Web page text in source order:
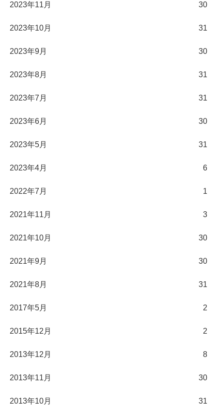
2023年11月 30
2023年10月 31
2023年9月 30
2023年8月 31
2023年7月 31
2023年6月 30
2023年5月 31
2023年4月 6
2022年7月 1
2021年11月 3
2021年10月 30
2021年9月 30
2021年8月 31
2017年5月 2
2015年12月 2
2013年12月 8
2013年11月 30
2013年10月 31